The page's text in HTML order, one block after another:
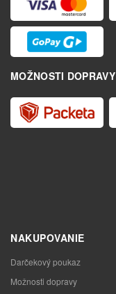
MOŽNOSTI DOPRAVY
NAKUPOVANIE
Darčekový poukaz
Možnosti dopravy